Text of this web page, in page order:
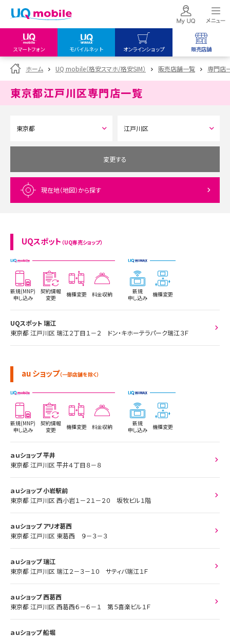
スマートフォン モバイルネット オンラインショップ 販売店舗
my UQ WiMAX
UQ WiMAX ご契約の方
My UQ mobile
データチャージサイト
UQ mobile
オンラインショップ
UQ WiMAX
UQ mobile
販売店舗
UQ WiMAX
ホーム UQ mobile（格安スマホ/格安SIM） 販売店舗一覧 専門店
東京都江戸川区専門店一覧
変更する
現在地（地図）から探す
UQスポット （UQ専売ショップ）
新規(MNP)
申し込み
契約情報
変更
機種変更 料金収納
新規
申し込み
機種変更
UQスポット 瑞江
東京都 江戸川区 瑞江２丁目１－２ ドン・キホーテラパーク瑞江３Ｆ
au ショップ（一部店舗を除く）
新規(MNP)
申し込み
契約情報
変更
機種変更 料金収納
新規
申し込み
機種変更
ａｕショップ 平井
東京都 江戸川区 平井４丁目８－８
ａｕショップ 小岩駅前
東京都 江戸川区 西小岩１－２１－２０ 坂牧ビル１階
ａｕショップ アリオ葛西
東京都 江戸川区 東葛西 ９－３－３
ａｕショップ 瑞江
東京都 江戸川区 瑞江２－３－１０ サティバ瑞江１Ｆ
ａｕショップ 西葛西
東京都 江戸川区 西葛西６－６－１ 第５喜楽ビル１Ｆ
ａｕショップ 船堀